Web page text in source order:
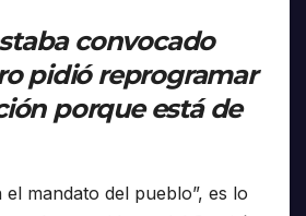
convocado
pidió reprogramar
porque está de
el mandato del pueblo”, es lo